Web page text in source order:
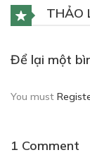
THẢO
Để lại một
You must
1 Comment